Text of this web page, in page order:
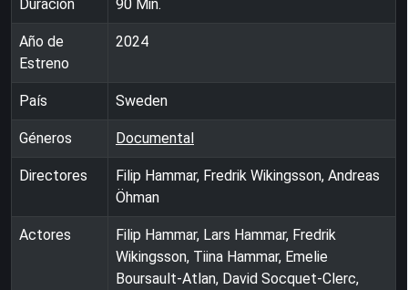
Duración 90 Min.
Año de
Estreno
2024
País Sweden
Géneros Documental
Directores
Filip Hammar, Fredrik Wikingsson, Andreas
Öhman
Actores
Filip Hammar, Lars Hammar, Fredrik
Wikingsson, Tiina Hammar, Emelie
Boursault-Atlan, David Socquet-Clerc,